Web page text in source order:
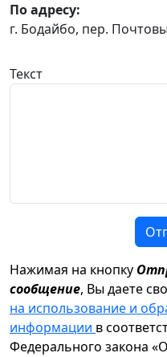
По адресу:
г. Бодайбо, пер.
Текст
Нажимая на кнопку
сообщение, Вы даете
на использование и
информации в
Федерального закона